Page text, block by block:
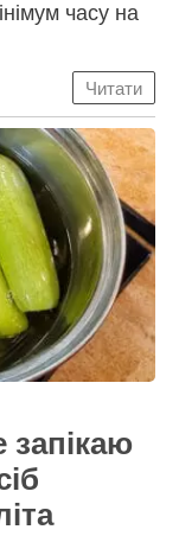
часу на
Читати
запікаю